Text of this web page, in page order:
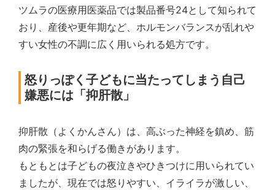
ツムラの医療用医薬品では製品番号24として知られて
おり、産後や更年期など、ホルモンバランスが乱れや
すい女性の不調に広く用いられる処方です。
怒りっぽく子どもに当たってしまう自己
嫌悪には「抑肝散」
抑肝散（よくかんさん）は、高ぶった神経を鎮め、筋
肉の緊張を和らげる働きがあります。
もともとは子どもの夜泣きやひきつけに用いられてい
ましたが、現在では怒りやすい、イライラが激しい、